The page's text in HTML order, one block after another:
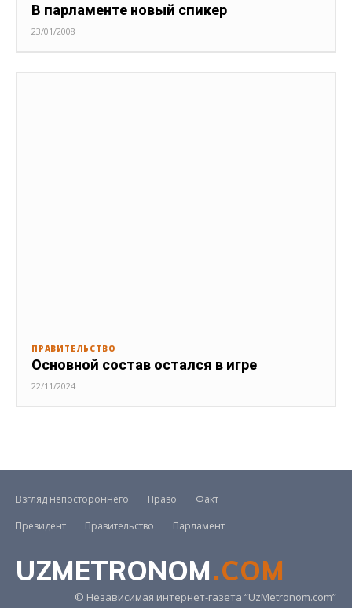
В парламенте новый спикер
23/01/2008
ПРАВИТЕЛЬСТВО
Основной состав остался в игре
22/11/2024
Взгляд непостороннего Право
Факт
Президент
Правительство Парламент
UZMETRONOM.COM
© Независимая интернет-газета “UzMetronom.com”